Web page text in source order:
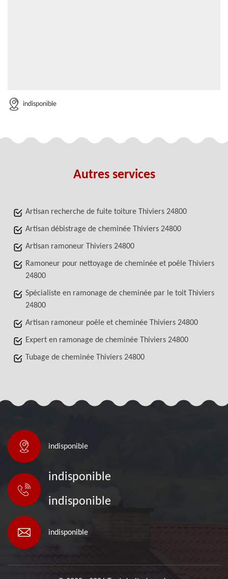
indisponible
Autres services
Artisan recherche de fuite toiture Thiviers 24800
Artisan débistrage de cheminée Thiviers 24800
Artisan ramoneur Thiviers 24800
Ramoneur pour nettoyage de cheminée et poêle Thiviers
24800
Spécialiste en ramonage de cheminée par le toit Thiviers
24800
Artisan ramoneur poêle et cheminée Thiviers 24800
Expert en ramonage de cheminée Thiviers 24800
Tubage de cheminée Thiviers 24800
indisponible
indisponible
indisponible
indisponible